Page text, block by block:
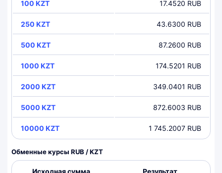
100 KZT 17.4520 RUB
250 KZT 43.6300 RUB
500 KZT 87.2600 RUB
1000 KZT 174.5201 RUB
2000 KZT 349.0401 RUB
5000 KZT 872.6003 RUB
10000 KZT 1 745.2007 RUB
Обменные курсы RUB / KZT
Исходная сумма Результат